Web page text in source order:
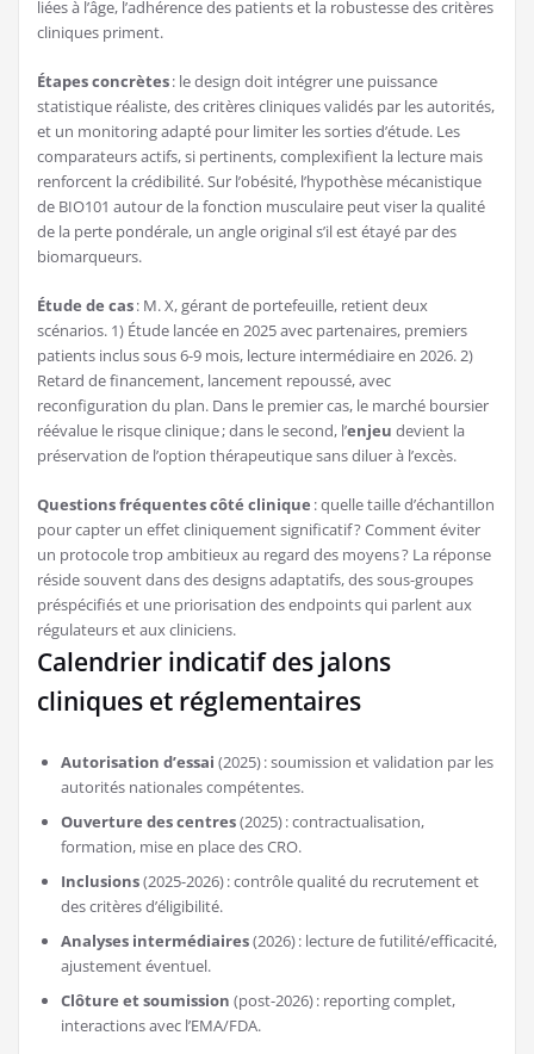
liées à l’âge, l’adhérence des patients et la robustesse des critères
cliniques priment.
Étapes concrètes: le design doit intégrer une puissance
statistique réaliste, des critères cliniques validés par les autorités,
et un monitoring adapté pour limiter les sorties d’étude. Les
comparateurs actifs, si pertinents, complexifient la lecture mais
renforcent la crédibilité. Sur l’obésité, l’hypothèse mécanistique
de BIO101 autour de la fonction musculaire peut viser la qualité
de la perte pondérale, un angle original s’il est étayé par des
biomarqueurs.
Étude de cas: M. X, gérant de portefeuille, retient deux
scénarios. 1) Étude lancée en 2025 avec partenaires, premiers
patients inclus sous 6-9 mois, lecture intermédiaire en 2026. 2)
Retard de financement, lancement repoussé, avec
reconfiguration du plan. Dans le premier cas, le marché boursier
réévalue le risque clinique ; dans le second, l’enjeu devient la
préservation de l’option thérapeutique sans diluer à l’excès.
Questions fréquentes côté clinique : quelle taille d’échantillon
pour capter un effet cliniquement significatif ? Comment éviter
un protocole trop ambitieux au regard des moyens ? La réponse
réside souvent dans des designs adaptatifs, des sous-groupes
préspécifiés et une priorisation des endpoints qui parlent aux
régulateurs et aux cliniciens.
Calendrier indicatif des jalons
cliniques et réglementaires
Autorisation d’essai (2025) : soumission et validation par les
autorités nationales compétentes.
Ouverture des centres(2025) : contractualisation,
formation, mise en place des CRO.
Inclusions(2025-2026) : contrôle qualité du recrutement et
des critères d’éligibilité.
Analyses intermédiaires(2026) : lecture de futilité/efficacité,
ajustement éventuel.
Clôture et soumission (post-2026) : reporting complet,
interactions avec l’EMA/FDA.